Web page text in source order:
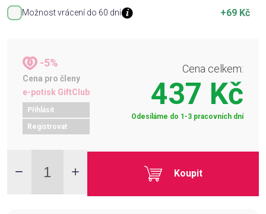
Možnost vrácení do 60 dní +69 Kč
-5%
Cena pro členy
e-potisk GiftClub
Přihlásit
Registrovat
Cena celkem:
437 Kč
Odesíláme do 1-3 pracovních dní
Koupit